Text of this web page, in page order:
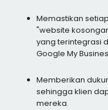
Memastikan
"website
yang terintegrasi
Google My
Memberikan
sehingga klien
mereka.